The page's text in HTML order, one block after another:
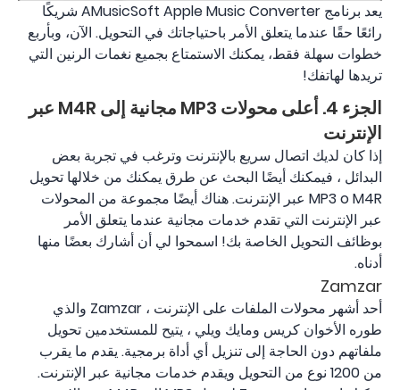
يعد برنامج AMusicSoft Apple Music Converter شريكًا
رائعًا حقًا عندما يتعلق الأمر باحتياجاتك في التحويل. الآن، وبأربع
خطوات سهلة فقط، يمكنك الاستمتاع بجميع نغمات الرنين التي
تريدها لهاتفك!
الجزء 4. أعلى محولات MP3 مجانية إلى M4R عبر
الإنترنت
إذا كان لديك اتصال سريع بالإنترنت وترغب في تجربة بعض
البدائل ، فيمكنك أيضًا البحث عن طرق يمكنك من خلالها تحويل
MP3 o M4R عبر الإنترنت. هناك أيضًا مجموعة من المحولات
عبر الإنترنت التي تقدم خدمات مجانية عندما يتعلق الأمر
بوظائف التحويل الخاصة بك! اسمحوا لي أن أشارك بعضًا منها
أدناه.
Zamzar
أحد أشهر محولات الملفات على الإنترنت ، Zamzar والذي
طوره الأخوان كريس ومايك ويلي ، يتيح للمستخدمين تحويل
ملفاتهم دون الحاجة إلى تنزيل أي أداة برمجية. يقدم ما يقرب
من 1200 نوع من التحويل ويقدم خدمات مجانية عبر الإنترنت.